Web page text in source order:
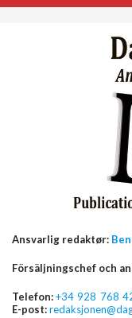
Ansvarlig redaktør:
Försäljningschef och
Telefon:+34 928 768
E-post: